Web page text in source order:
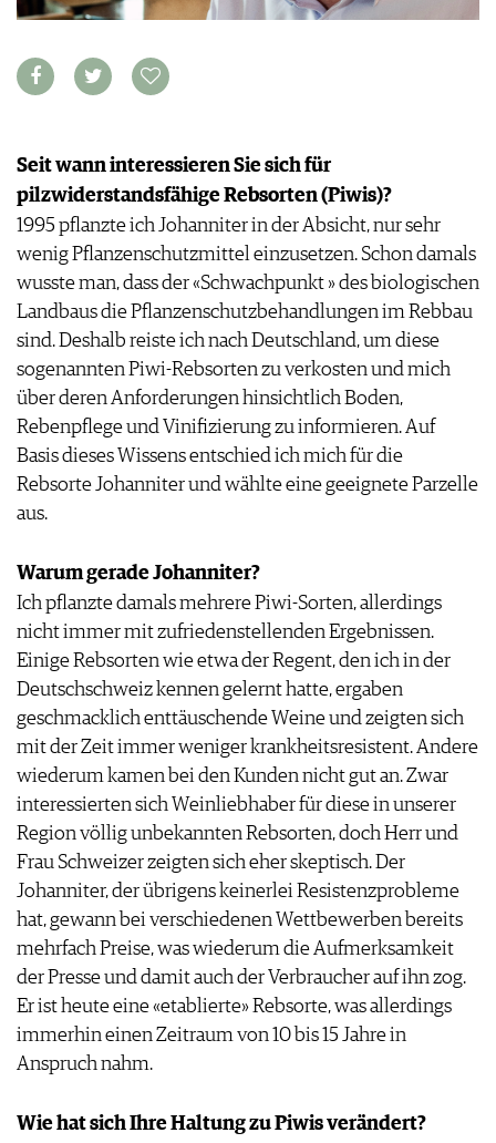
ARCHIV
BÜCHER
WEINSZENE
VINOPHILES
ARCHIV
ANMELDEN
AWARDS
TRINKREIFETABELLE
ABO
WEINSUCHE
NEWSLETTER
WINE TRADE CLUB
REDAKTION
JOBS
WERBUNG
PRESSE
IMPRESSUM
AGB & DATENSCHUTZ
FAQ
Seit wann interessieren Sie sich für
pilzwiderstandsfähige Rebsorten (Piwis)?
1995 pflanzte ich Johanniter in der Absicht, nur sehr
wenig Pflanzenschutzmittel einzusetzen. Schon damals
wusste man, dass der «Schwachpunkt » des biologischen
Landbaus die Pflanzenschutzbehandlungen im Rebbau
sind. Deshalb reiste ich nach Deutschland, um diese
sogenannten Piwi-Rebsorten zu verkosten und mich
über deren Anforderungen hinsichtlich Boden,
Rebenpflege und Vinifizierung zu informieren. Auf
Basis dieses Wissens entschied ich mich für die
Rebsorte Johanniter und wählte eine geeignete Parzelle
aus.
Warum gerade Johanniter?
Ich pflanzte damals mehrere Piwi-Sorten, allerdings
nicht immer mit zufriedenstellenden Ergebnissen.
Einige Rebsorten wie etwa der Regent, den ich in der
Deutschschweiz kennen gelernt hatte, ergaben
geschmacklich enttäuschende Weine und zeigten sich
mit der Zeit immer weniger krankheitsresistent. Andere
wiederum kamen bei den Kunden nicht gut an. Zwar
interessierten sich Weinliebhaber für diese in unserer
Region völlig unbekannten Rebsorten, doch Herr und
Frau Schweizer zeigten sich eher skeptisch. Der
Johanniter, der übrigens keinerlei Resistenzprobleme
hat, gewann bei verschiedenen Wettbewerben bereits
mehrfach Preise, was wiederum die Aufmerksamkeit
der Presse und damit auch der Verbraucher auf ihn zog.
Er ist heute eine «etablierte» Rebsorte, was allerdings
immerhin einen Zeitraum von 10 bis 15 Jahre in
Anspruch nahm.
Wie hat sich Ihre Haltung zu Piwis verändert?